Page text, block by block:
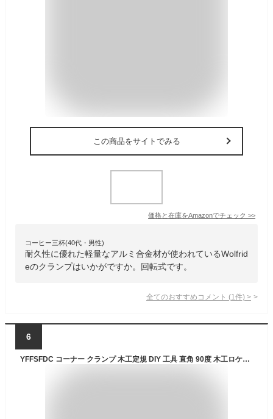
この商品をサイトでみる
価格と在庫をAmazonでチェック >>
コーヒー三杯(40代・男性)
耐久性に優れた軽量なアルミ合金材が使われているWolfrid
eのクランプはいかがですか。回転式です。
全てのおすすめコメント (1 件) >
6
YFFSFDC コーナー クランプ 木工定規 DIY 工具 直角 90度 木工ロケーター 多機能 木工ツール 4個セット ライトアングルクリップ コーナーリテーナー クランプ